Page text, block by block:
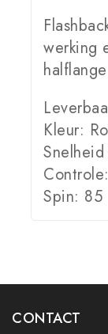
werking
Kleur:
Spin: 85
CONTACT